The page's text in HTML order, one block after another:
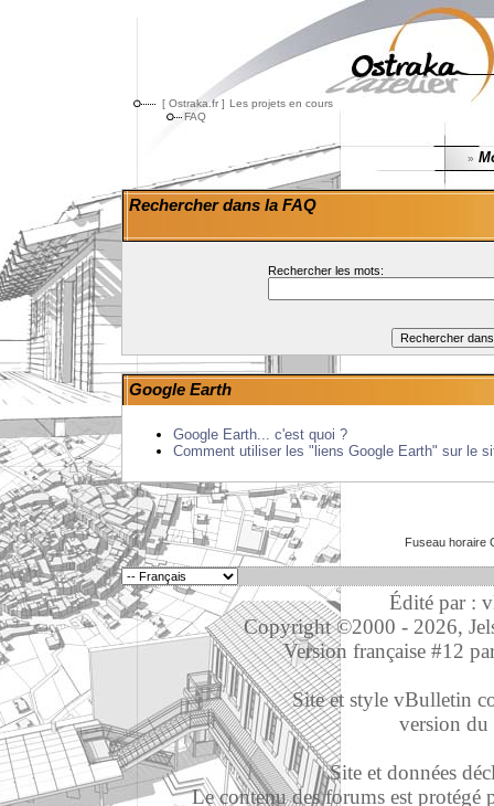
[ Ostraka.fr ] Les projets en cours
FAQ
»
Rechercher dans la FAQ
Rechercher les mots:
Google Earth
Google Earth... c'est quoi ?
Comment utiliser les "liens Google Earth" sur le
Fuseau horaire
Édité par :
Copyright ©2000 - 2026,
Version française #12
Site et style vBulletin
version
Site et données
Le contenu des forums est protégé